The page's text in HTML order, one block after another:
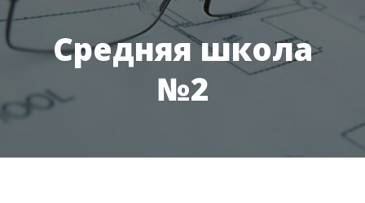
Средняя школа
№2